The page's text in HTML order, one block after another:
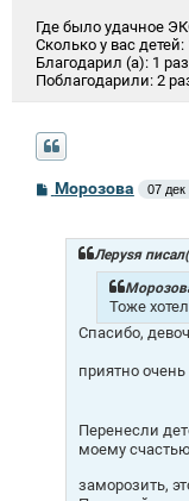
Где было удачное
Сколько у вас детей:
Благодарил (а): 1 раз
Поблагодарили: 2
СМорозова 07 дек
Лeрysя
Тоже
Спасибо,
приятно очень
Перенесли
моему
заморозить,